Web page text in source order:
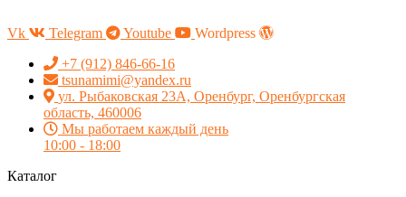
Vk Telegram Youtube
Wordpress
+7 (912) 846-66-16
tsunamimi@yandex.ru
ул. Рыбаковская 23А, Оренбург, Оренбургская
область, 460006
Мы работаем каждый день
10:00 - 18:00
Каталог